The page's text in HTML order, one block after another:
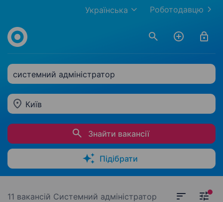
Роботодавцю
Українська
системний адміністратор
Київ
Знайти вакансії
Підібрати
11 вакансій Системний адміністратор